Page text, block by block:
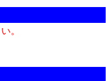
。